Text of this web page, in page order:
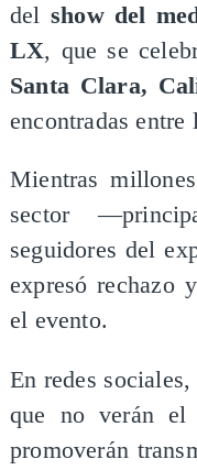
del show del
LX, que se
Santa Clara,
encontradas entre
Mientras
sector
seguidores del
expresó rechazo
el evento.
En redes
que no verán el
promoverán